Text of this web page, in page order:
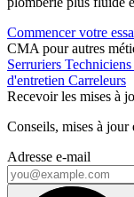
Commencer votre
CMA pour autres
Serruriers Techniciens
d'entretien Carreleurs
Recevoir les mises à
Conseils, mises à jour
Adresse e-mail